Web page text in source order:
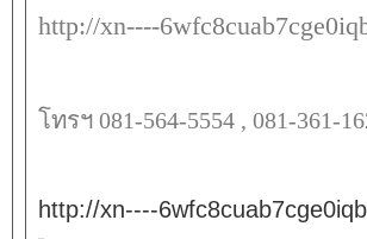
http://xn----
โทรฯ 081-564-5554 , 081-361-
http://xn----